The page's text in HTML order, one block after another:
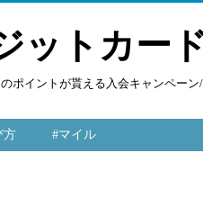
ットカー
ポイントが貰える入会キャンペー
方 #マイル